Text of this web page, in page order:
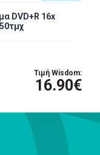
DVD+R 16x
Τιμή Wisdom:
16.90€